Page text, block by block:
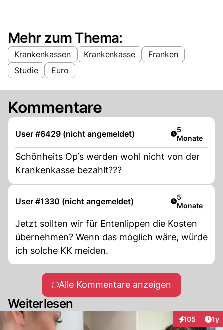
Mehr zum Thema:
Krankenkassen Krankenkasse
Franken
Studie
Euro
Kommentare
User #6429 (nicht angemeldet) Artikel
5
Monate
Schönheits Op‘s werden wohl nicht von der
Krankenkasse bezahlt???
User #1330 (nicht angemeldet) Artikel
5
Monate
Jetzt sollten wir für Entenlippen die Kosten
übernehmen? Wenn das möglich wäre, würde
ich solche KK meiden.
Alle Kommentare anzeigen
Weiterlesen
105
Interaktionen
1y